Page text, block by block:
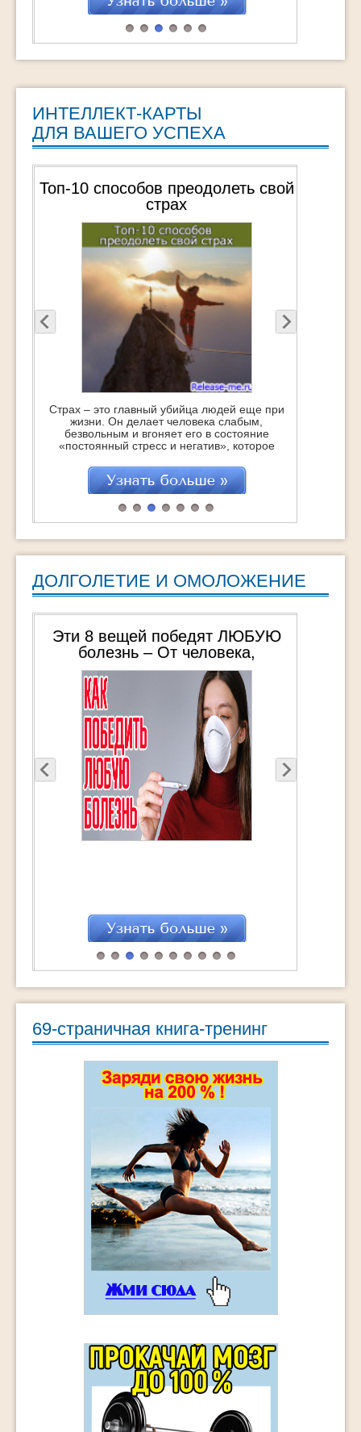
практических техник, которые помогут
навсегда обрести Вдохновение Обретение
ИНТЕЛЛЕКТ-КАРТЫ
ДЛЯ ВАШЕГО УСПЕХА
Топ-10 способов преодолеть свой
страх
Страх – это главный убийца людей еще при
жизни. Он делает человека слабым,
безвольным и вгоняет его в состояние
«постоянный стресс и негатив», которое
Это с одной стороны. Но с другой – это
отличная возможность стать сильнее,
поднять самооценку и получить заряд
бодрости и энергии на очень большое
ДОЛГОЛЕТИЕ И ОМОЛОЖЕНИЕ
Эти 8 вещей победят ЛЮБУЮ
болезнь – От человека,
пережившего 3 общих наркоза
69-страничная книга-тренинг